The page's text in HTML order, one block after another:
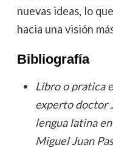
nuevas ideas, lo
hacia una visión
Bibliografía
Libro o pratica
experto doctor
lengua latina
Miguel Juan